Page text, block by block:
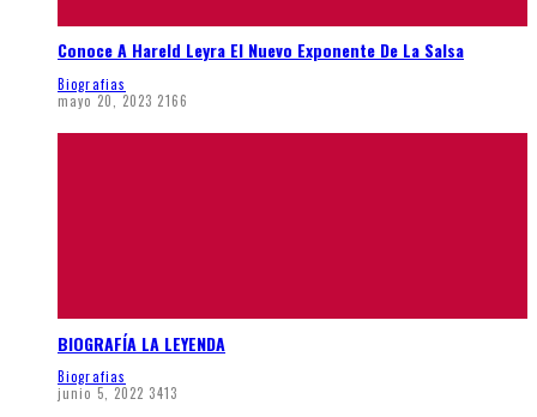
Conoce A Hareld Leyra El Nuevo Exponente De La Salsa
Biografias
mayo 20, 2023 2166
BIOGRAFÍA LA LEYENDA
Biografias
junio 5, 2022 3413